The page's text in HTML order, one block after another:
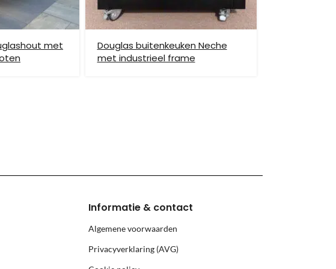
en Borkum)
met
Douglas buitenkeuken Neche
met industrieel frame
Informatie & contact
Algemene voorwaarden
Privacyverklaring (AVG)